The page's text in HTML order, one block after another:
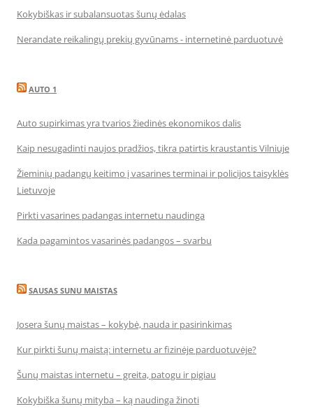
Kokybiškas ir subalansuotas šunų ėdalas
Nerandate reikalingų prekių gyvūnams - internetinė parduotuvė
AUTO 1
Auto supirkimas yra tvarios žiedinės ekonomikos dalis
Kaip nesugadinti naujos pradžios, tikra patirtis kraustantis Vilniuje
Žieminių padangų keitimo į vasarines terminai ir policijos taisyklės
Lietuvoje
Pirkti vasarines padangas internetu naudinga
Kada pagamintos vasarinės padangos – svarbu
SAUSAS SUNU MAISTAS
Josera šunų maistas – kokybė, nauda ir pasirinkimas
Kur pirkti šunų maistą: internetu ar fizinėje parduotuvėje?
Šunų maistas internetu – greita, patogu ir pigiau
Kokybiška šunų mityba – ką naudinga žinoti